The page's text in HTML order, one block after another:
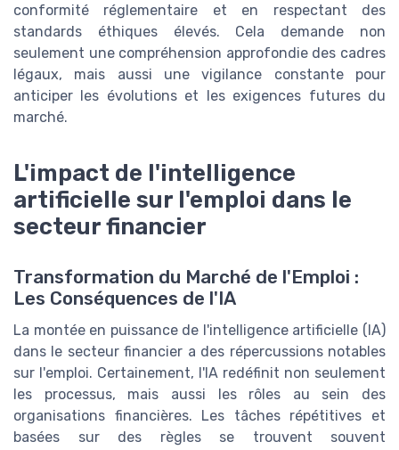
conformité réglementaire et en respectant des
standards éthiques élevés. Cela demande non
seulement une compréhension approfondie des cadres
légaux, mais aussi une vigilance constante pour
anticiper les évolutions et les exigences futures du
marché.
L'impact de l'intelligence
artificielle sur l'emploi dans le
secteur financier
Transformation du Marché de l'Emploi :
Les Conséquences de l'IA
La montée en puissance de l'intelligence artificielle (IA)
dans le secteur financier a des répercussions notables
sur l'emploi. Certainement, l'IA redéfinit non seulement
les processus, mais aussi les rôles au sein des
organisations financières. Les tâches répétitives et
basées sur des règles se trouvent souvent